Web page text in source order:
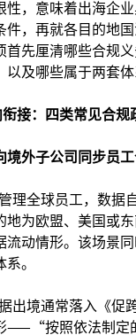
性，意味着出海企
件，再就各目的地
首先厘清哪些合规
及哪些属于两套体
衔接：四类常见合规
境外子公司同步员
理全球员工，数据
地为欧盟、美国或
流动情形。该场景
。
出境通常落入《促
——“按照依法制定